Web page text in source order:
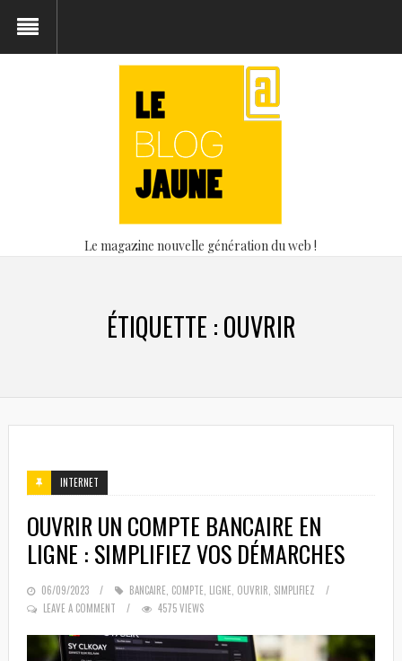
Le magazine nouvelle génération du web !
ÉTIQUETTE :OUVRIR
INTERNET
OUVRIR UN COMPTE BANCAIRE EN
LIGNE : SIMPLIFIEZ VOS DÉMARCHES
POSTED
ON
06/09/2023 BANCAIRE COMPTE LIGNE OUVRIR SIMPLIFIEZ
LEAVE A COMMENT
4575 VIEWS